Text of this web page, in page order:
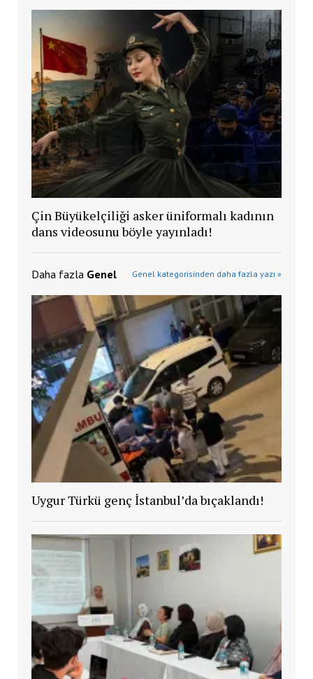
Çin Büyükelçiliği asker üniformalı kadının
dans videosunu böyle yayınladı!
Daha fazla Genel Genel kategorisinden daha fazla yazı »
Uygur Türkü genç İstanbul’da bıçaklandı!